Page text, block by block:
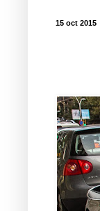
15 oct 2015